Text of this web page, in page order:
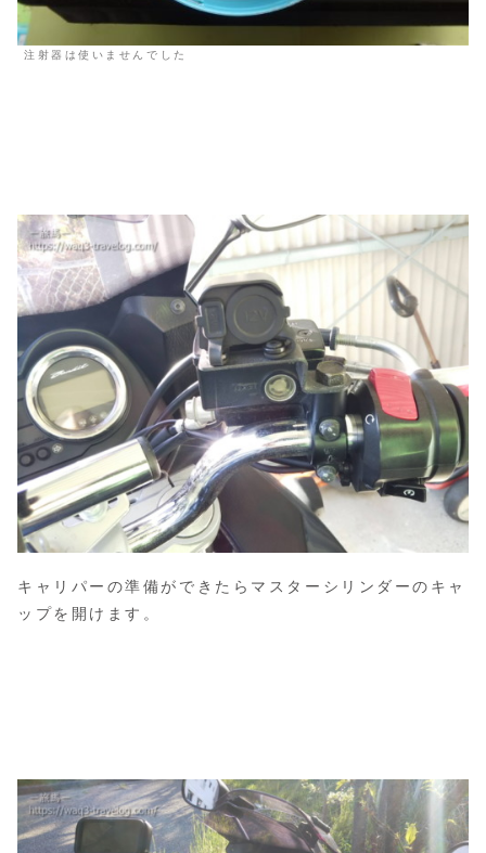
注射器は使いませんでした
キャリパーの準備ができたらマスターシリンダーのキャ
ップを開けます。